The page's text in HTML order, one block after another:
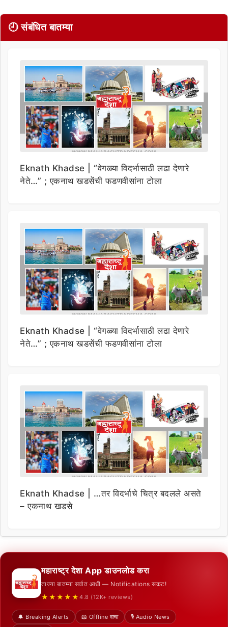
🕘 संबंधित बातम्या
Eknath Khadse | “वेगळ्या विदर्भासाठी लढा देणारे
नेते…” ; एकनाथ खडसेंची फडणवीसांना टोला
Eknath Khadse | “वेगळ्या विदर्भासाठी लढा देणारे
नेते…” ; एकनाथ खडसेंची फडणवीसांना टोला
Eknath Khadse | …तर विदर्भाचे चित्र बदलले असते
– एकनाथ खडसे
महाराष्ट्र देशा App डाउनलोड करा
ताज्या बातम्या सर्वात आधी — Notifications सकट!
★★★★★ 4.8 (12K+ reviews)
🔔 Breaking Alerts 📖 Offline वाचा
🎙️ Audio News